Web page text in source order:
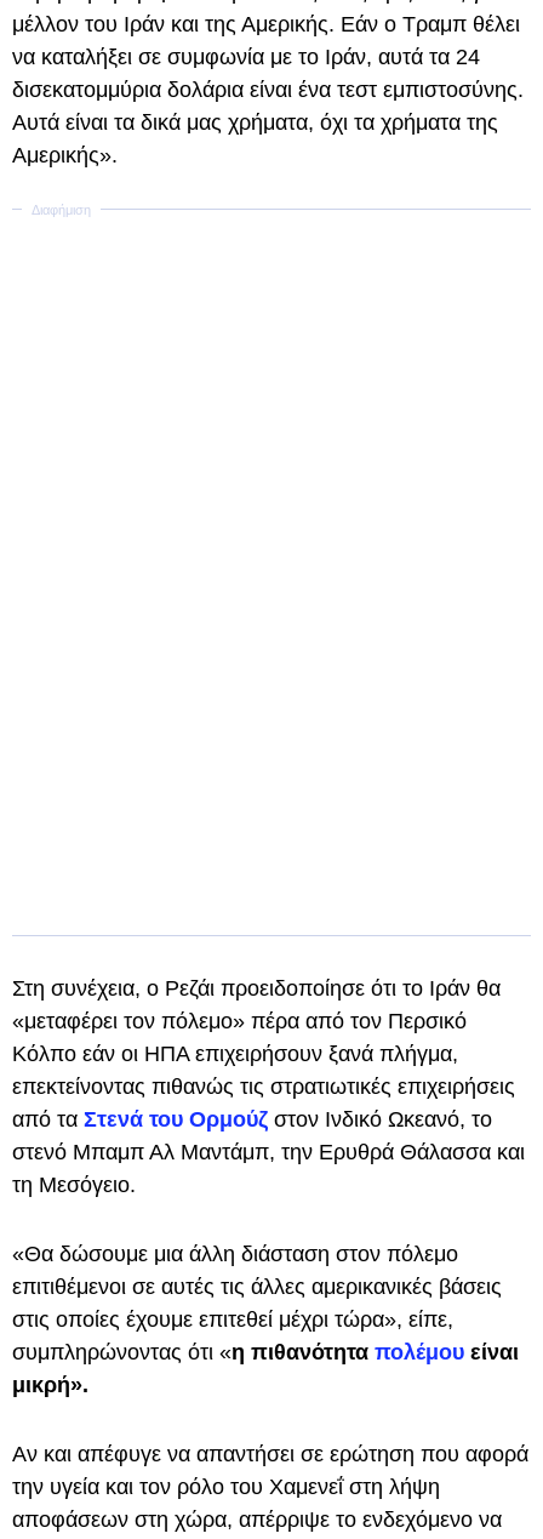
μέλλον του Ιράν και της Αμερικής. Εάν ο Τραμπ θέλει
να καταλήξει σε συμφωνία με το Ιράν, αυτά τα 24
δισεκατομμύρια δολάρια είναι ένα τεστ εμπιστοσύνης.
Αυτά είναι τα δικά μας χρήματα, όχι τα χρήματα της
Αμερικής».
Στη συνέχεια, ο Ρεζάι προειδοποίησε ότι το Ιράν θα
«μεταφέρει τον πόλεμο» πέρα ​​από τον Περσικό
Κόλπο εάν οι ΗΠΑ επιχειρήσουν ξανά πλήγμα,
επεκτείνοντας πιθανώς τις στρατιωτικές επιχειρήσεις
από τα Στενά του Ορμούζ στον Ινδικό Ωκεανό, το
στενό Μπαμπ Αλ Μαντάμπ, την Ερυθρά Θάλασσα και
τη Μεσόγειο.
«Θα δώσουμε μια άλλη διάσταση στον πόλεμο
επιτιθέμενοι σε αυτές τις άλλες αμερικανικές βάσεις
στις οποίες έχουμε επιτεθεί μέχρι τώρα», είπε,
συμπληρώνοντας ότι «η πιθανότητα πολέμου είναι
μικρή».
Αν και απέφυγε να απαντήσει σε ερώτηση που αφορά
την υγεία και τον ρόλο του Χαμενεΐ στη λήψη
αποφάσεων στη χώρα, απέρριψε το ενδεχόμενο να